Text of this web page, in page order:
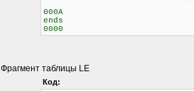
000A
ends
0000
Фрагмент таблицы LE
Код: